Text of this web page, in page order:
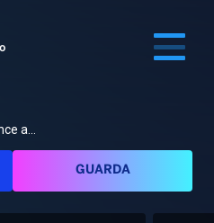
a...
GUARDA